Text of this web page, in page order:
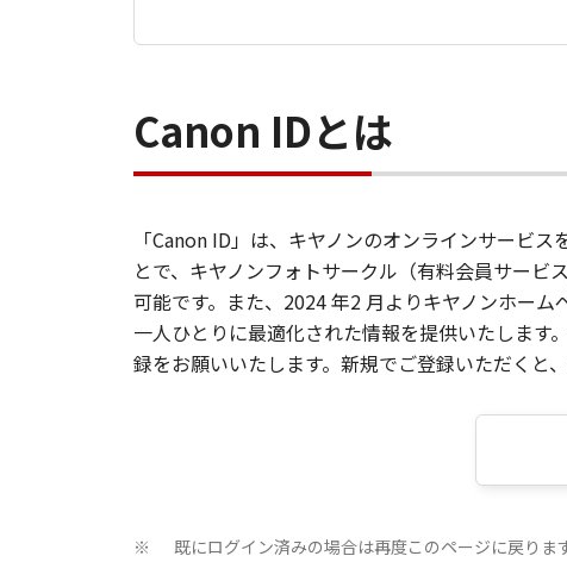
Canon IDとは
「Canon ID」は、キヤノンのオンラインサービ
とで、キヤノンフォトサークル（有料会員サー
可能です。また、2024 年2 月よりキヤノンホー
一人ひとりに最適化された情報を提供いたします
録をお願いいたします。新規でご登録いただくと
※ 既にログイン済みの場合は再度このページに戻ります